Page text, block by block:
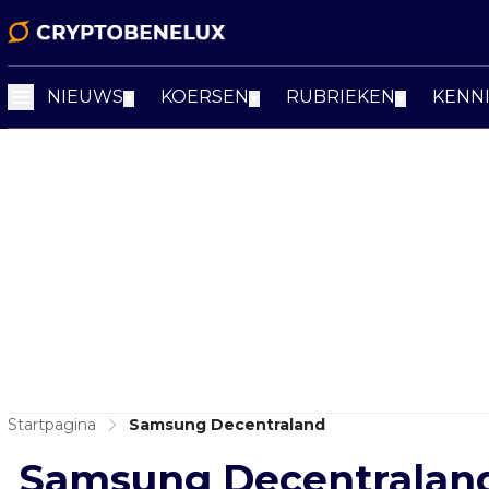
NIEUWS KOERSEN RUBRIEKEN
Startpagina Samsung Decentraland
Samsung